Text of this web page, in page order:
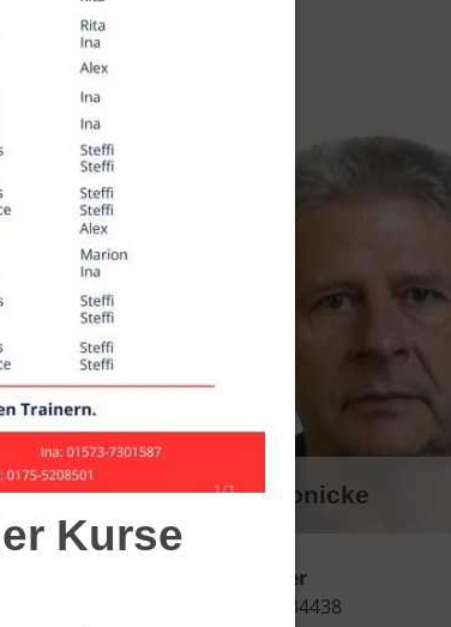
Ulrich Fronicke
Übungsleiter
02581 - 634438
Kurse